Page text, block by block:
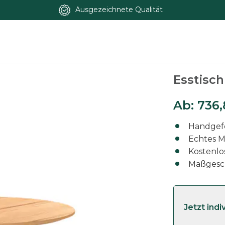
Ausgezeichnete Qualität
Ab:
Echtes